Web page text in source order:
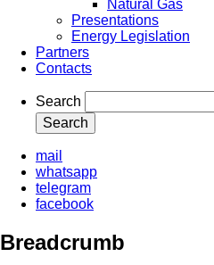
Natural Gas
Presentations
Energy Legislation
Partners
Contacts
Search
mail
whatsapp
telegram
facebook
Breadcrumb